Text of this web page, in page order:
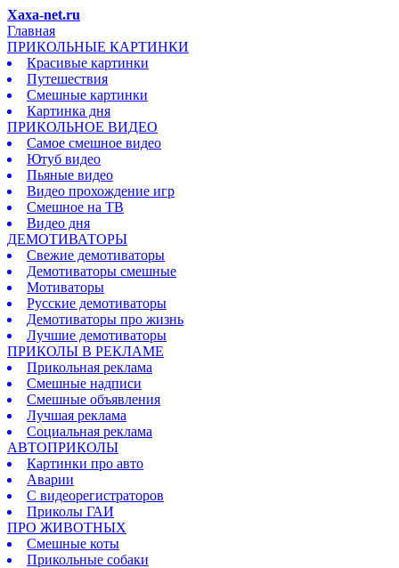
Xaxa-net.ru
Главная
ПРИКОЛЬНЫЕ КАРТИНКИ
Красивые картинки
Путешествия
Смешные картинки
Картинка дня
ПРИКОЛЬНОЕ ВИДЕО
Самое смешное видео
Ютуб видео
Пьяные видео
Видео прохождение игр
Смешное на ТВ
Видео дня
ДЕМОТИВАТОРЫ
Свежие демотиваторы
Демотиваторы смешные
Мотиваторы
Русские демотиваторы
Демотиваторы про жизнь
Лучшие демотиваторы
ПРИКОЛЫ В РЕКЛАМЕ
Прикольная реклама
Смешные надписи
Смешные объявления
Лучшая реклама
Социальная реклама
АВТОПРИКОЛЫ
Картинки про авто
Аварии
С видеорегистраторов
Приколы ГАИ
ПРО ЖИВОТНЫХ
Смешные коты
Прикольные собаки